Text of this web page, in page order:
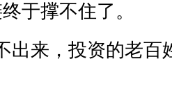
于撑不住了。
出来，投资的老百